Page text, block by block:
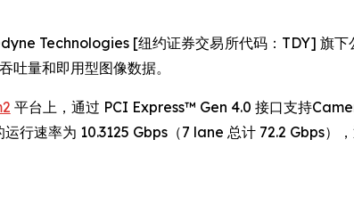
Technologies [纽约证券交易所代码：TDY] 旗
吐量和即用型图像数据。
平台上，通过 PCI Express™ Gen 4.0 接口支持
行速率为 10.3125 Gbps（7 lane 总计 72.2 Gbps）